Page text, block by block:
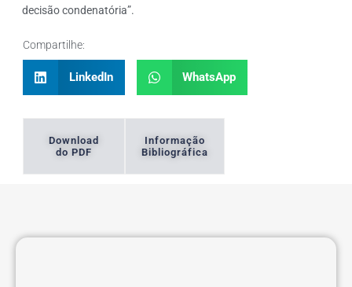
decisão condenatória”.
Compartilhe:
LinkedIn WhatsApp
Download
do PDF
Informação
Bibliográfica